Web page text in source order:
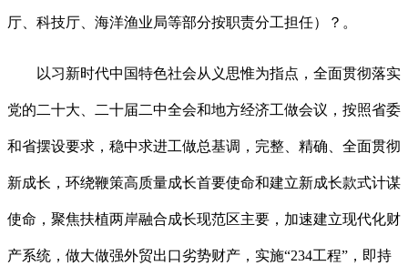
厅、科技厅、海洋渔业局等部分按职责分工担任）？。
以习新时代中国特色社会从义思惟为指点，全面贯彻落实
党的二十大、二十届二中全会和地方经济工做会议，按照省委
和省摆设要求，稳中求进工做总基调，完整、精确、全面贯彻
新成长，环绕鞭策高质量成长首要使命和建立新成长款式计谋
使命，聚焦扶植两岸融合成长现范区主要，加速建立现代化财
产系统，做大做强外贸出口劣势财产，实施“234工程”，即持